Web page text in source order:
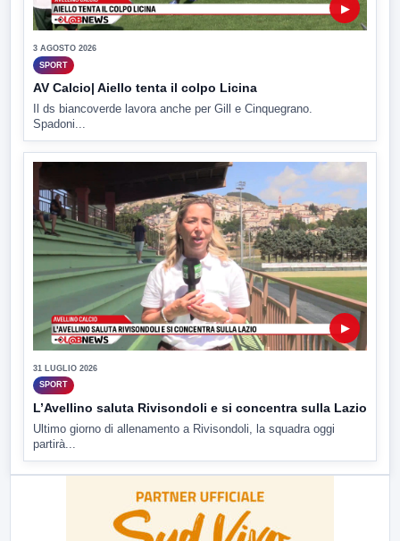
▶
3 AGOSTO 2026
SPORT
AV Calcio| Aiello tenta il colpo Licina
Il ds biancoverde lavora anche per Gill e Cinquegrano.
Spadoni...
▶
31 LUGLIO 2026
SPORT
L’Avellino saluta Rivisondoli e si concentra sulla Lazio
Ultimo giorno di allenamento a Rivisondoli, la squadra oggi
partirà...